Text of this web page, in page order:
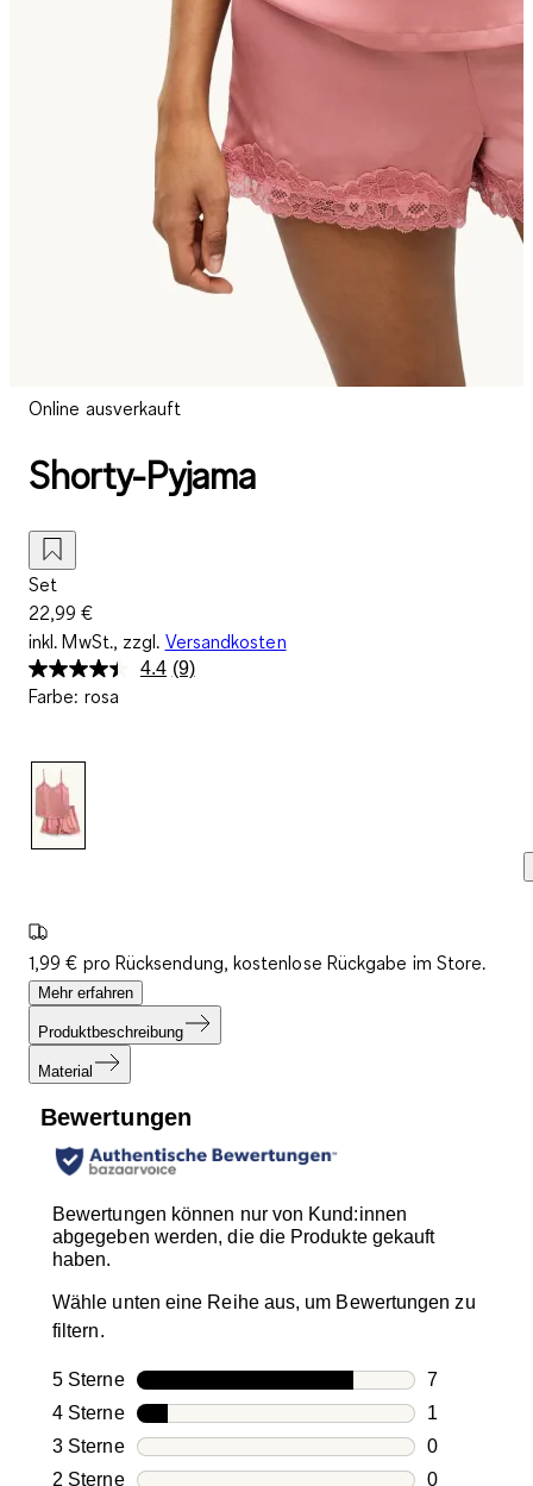
Online ausverkauft
Shorty-Pyjama
Set
22,99 €
inkl. MwSt., zzgl. Versandkosten
4.4 9
(9)
Farbe: rosa
1,99 € pro Rücksendung, kostenlose Rückgabe im Store.
Mehr erfahren
Produktbeschreibung
Material
Bewertungen
Bewertungen können nur von Kund:innen
abgegeben werden, die die Produkte gekauft
haben.
Wähle unten eine Reihe aus, um Bewertungen zu
filtern.
5 SterneSterne
7
7
4 SterneSterne
1
1
3 SterneSterne
0
0
2 SterneSterne 0